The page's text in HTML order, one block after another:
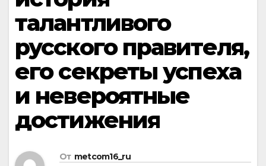
талантливого
русского правителя,
его секреты успеха
и невероятные
достижения
От metcom16_ru